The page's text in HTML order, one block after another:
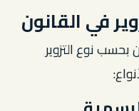
في القانون
بحسب نوع التزوير